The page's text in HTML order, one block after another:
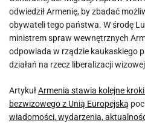
odwiedził Armenię, by zbadać
obywateli tego państwa. W środę
ministrem spraw wewnętrznych
odpowiada w rządzie kaukaskiego
działań na rzecz liberalizacji
ArtykułArmenia stawia kolejne
bezwizowego z Unią Europejską
wiadomości, wydarzenia,